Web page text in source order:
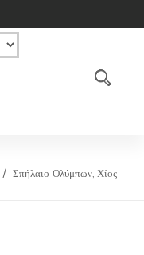
Σπήλαιο Ολύμπων, Χίος